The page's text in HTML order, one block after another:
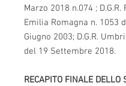
Marzo 2018 n.074 ; D.G.R.
Emilia Romagna n. 1053
Giugno 2003; D.G.R.
del 19 Settembre 2018.
RECAPITO FINALE DELLO